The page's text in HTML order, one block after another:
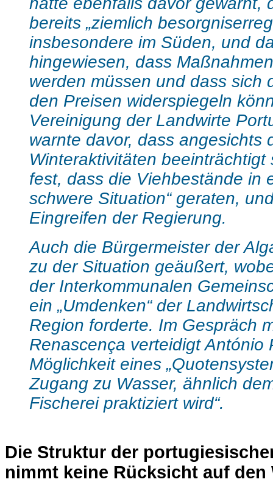
bereits „ziemlich
insbesondere im Süden, und
hingewiesen, dass
werden müssen und dass sich
den Preisen widerspiegeln
Vereinigung der Landwirte
warnte davor, dass angesichts
Winteraktivitäten
fest, dass die Viehbestände in
schwere Situation“ geraten,
Eingreifen der Regierung.
Auch die Bürgermeister der
zu der Situation geäußert,
der Interkommunalen
ein „Umdenken“ der
Region forderte. Im Gespräch
Renascença verteidigt António
Möglichkeit eines
Zugang zu Wasser, ähnlich
Fischerei praktiziert wird“.
Die Struktur der
nimmt keine Rücksicht auf den